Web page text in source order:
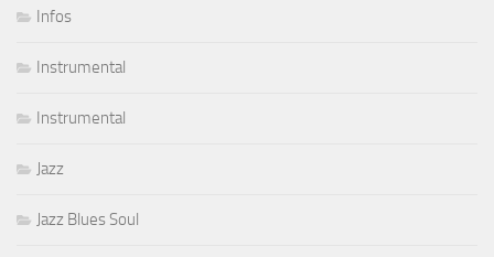
Infos
Instrumental
Instrumental
Jazz
Jazz Blues Soul